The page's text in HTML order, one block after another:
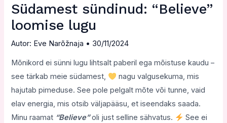
Südamest sündinud: “Believe”
loomise lugu
Autor: Eve Narõžnaja • 30/11/2024
Mõnikord ei sünni lugu lihtsalt paberil ega mõistuse kaudu –
see tärkab meie südamest,
nagu valgusekuma, mis
hajutab pimeduse. See pole pelgalt mõte või tunne, vaid
elav energia, mis otsib väljapääsu, et iseendaks saada.
Minu raamat “Believe”oli just selline sähvatus.
See ei